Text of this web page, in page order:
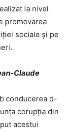
la nivel
promovarea
sociale și pe
Claude
conducerea d-
corupția din
acestui